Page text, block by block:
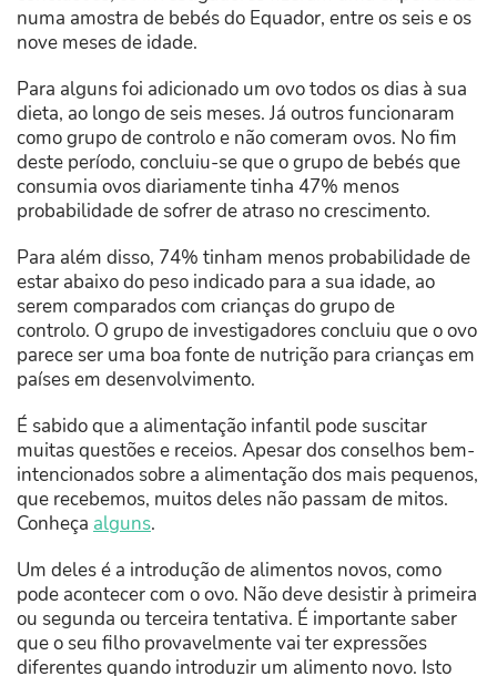
numa amostra de bebés do Equador, entre os seis e os
nove meses de idade.
Para alguns foi adicionado um ovo todos os dias à sua
dieta, ao longo de seis meses. Já outros funcionaram
como grupo de controlo e não comeram ovos. No fim
deste período, concluiu-se que o grupo de bebés que
consumia ovos diariamente tinha 47% menos
probabilidade de sofrer de atraso no crescimento.
Para além disso, 74% tinham menos probabilidade de
estar abaixo do peso indicado para a sua idade, ao
serem comparados com crianças do grupo de
controlo. O grupo de investigadores concluiu que o ovo
parece ser uma boa fonte de nutrição para crianças em
países em desenvolvimento.
É sabido que a alimentação infantil pode suscitar
muitas questões e receios. Apesar dos conselhos bem-
intencionados sobre a alimentação dos mais pequenos,
que recebemos, muitos deles não passam de mitos.
Conheça alguns.
Um deles é a introdução de alimentos novos, como
pode acontecer com o ovo. Não deve desistir à primeira
ou segunda ou terceira tentativa. É importante saber
que o seu filho provavelmente vai ter expressões
diferentes quando introduzir um alimento novo. Isto